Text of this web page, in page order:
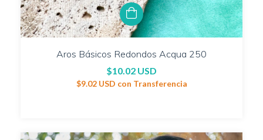
Aros Básicos Redondos Acqua 250
$10.02 USD
$9.02 USD con Transferencia